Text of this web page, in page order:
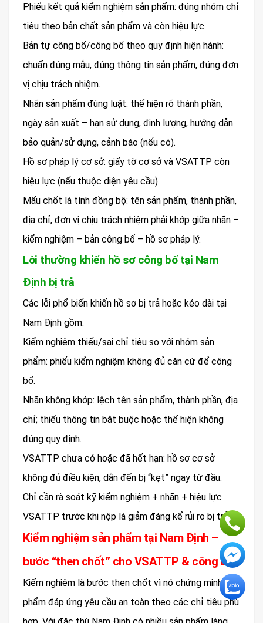
Phiếu kết quả kiểm nghiệm sản phẩm: đúng nhóm chỉ
tiêu theo bản chất sản phẩm và còn hiệu lực.
Bản tự công bố/công bố theo quy định hiện hành:
chuẩn đúng mẫu, đúng thông tin sản phẩm, đúng đơn
vị chịu trách nhiệm.
Nhãn sản phẩm đúng luật: thể hiện rõ thành phần,
ngày sản xuất – hạn sử dụng, định lượng, hướng dẫn
bảo quản/sử dụng, cảnh báo (nếu có).
Hồ sơ pháp lý cơ sở: giấy tờ cơ sở và VSATTP còn
hiệu lực (nếu thuộc diện yêu cầu).
Mấu chốt là tính đồng bộ: tên sản phẩm, thành phần,
địa chỉ, đơn vị chịu trách nhiệm phải khớp giữa nhãn –
kiểm nghiệm – bản công bố – hồ sơ pháp lý.
Lỗi thường khiến hồ sơ công bố tại Nam
Định bị trả
Các lỗi phổ biến khiến hồ sơ bị trả hoặc kéo dài tại
Nam Định gồm:
Kiểm nghiệm thiếu/sai chỉ tiêu so với nhóm sản
phẩm: phiếu kiểm nghiệm không đủ căn cứ để công
bố.
Nhãn không khớp: lệch tên sản phẩm, thành phần, địa
chỉ; thiếu thông tin bắt buộc hoặc thể hiện không
đúng quy định.
VSATTP chưa có hoặc đã hết hạn: hồ sơ cơ sở
không đủ điều kiện, dẫn đến bị “kẹt” ngay từ đầu.
Chỉ cần rà soát kỹ kiểm nghiệm + nhãn + hiệu lực
VSATTP trước khi nộp là giảm đáng kể rủi ro bị trả.
Kiểm nghiệm sản phẩm tại Nam Định –
bước “then chốt” cho VSATTP & công bố
Kiểm nghiệm là bước then chốt vì nó chứng minh sản
phẩm đáp ứng yêu cầu an toàn theo các chỉ tiêu phù